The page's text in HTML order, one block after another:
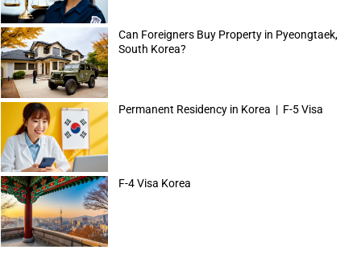
Can Foreigners Buy Property in Pyeongtaek,
South Korea?
Permanent Residency in Korea | F-5 Visa
F-4 Visa Korea